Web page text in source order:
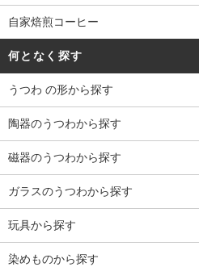
自家焙煎コーヒー
何となく探す
うつわ の形から探す
陶器のうつわから探す
磁器のうつわから探す
ガラスのうつわから探す
玩具から探す
染めものから探す